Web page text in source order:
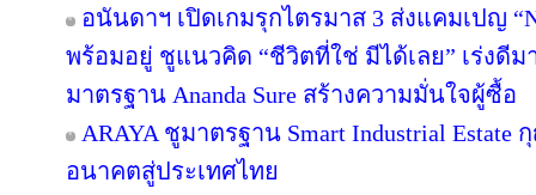
อนันดาฯ เปิดเกมรุกไตรมาส 3 ส่งแคมเปญ
พร้อมอยู่ ชูแนวคิด “ชีวิตที่ใช่ มีได้เลย” เร่งดี
มาตรฐาน Ananda Sure สร้างความมั่นใจผู้ซื้อ
ARAYA ชูมาตรฐาน Smart Industrial
อนาคตสู่ประเทศไทย